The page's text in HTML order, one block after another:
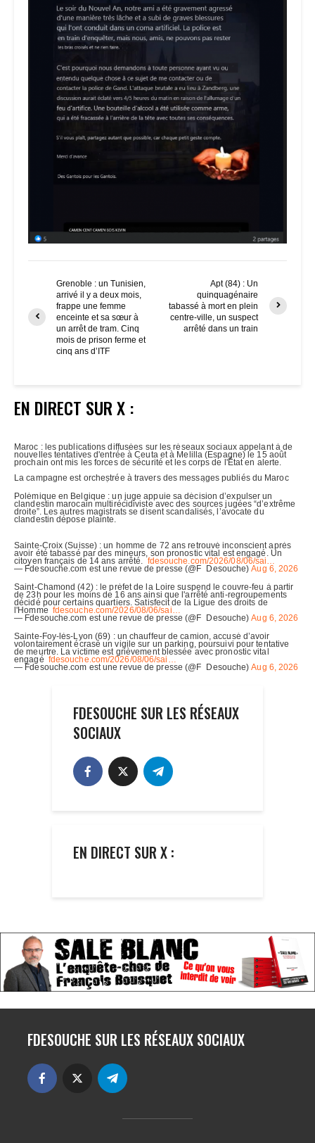
Grenoble : un Tunisien,
arrivé il y a deux mois,
frappe une femme
enceinte et sa sœur à
un arrêt de tram. Cinq
mois de prison ferme et
cinq ans d’ITF
Apt (84) : Un
quinquagénaire
tabassé à mort en plein
centre-ville, un suspect
arrêté dans un train
EN DIRECT SUR X :
FDESOUCHE SUR LES RÉSEAUX
SOCIAUX
EN DIRECT SUR X :
FDESOUCHE SUR LES RÉSEAUX SOCIAUX